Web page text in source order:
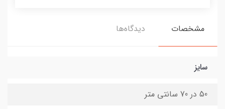
مشخصات دیدگاه‌ها
سایز
50 در 70 سانتی متر